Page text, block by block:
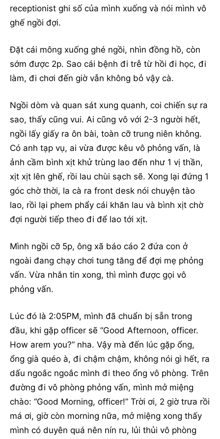
receptionist ghi số của mình xuống và nói mình vô
ghế ngồi đợi.
Đặt cái mông xuống ghé ngồi, nhìn đồng hồ, còn
sớm được 2p. Sao cái bệnh đi trễ từ hồi đi học, đi
làm, đi chơi đến giờ vẫn không bỏ vậy cà.
Ngồi dòm và quan sát xung quanh, coi chiến sự ra
sao, thấy cũng vui. Ai cũng vô với 2-3 người hết,
ngồi lấy giấy ra ôn bài, toàn cỡ trung niên không.
Có anh tạp vụ, ai vừa được kêu vô phỏng vấn, là
ảnh cầm bình xịt khử trùng lao đến như 1 vị thần,
xịt xịt lên ghế, rồi lau chùi sạch sẽ. Xong lại đứng 1
góc chờ thời, la cà ra front desk nói chuyện tào
lao, rồi lại phem phẩy cái khăn lau và bình xịt chờ
đợi người tiếp theo đi để lao tới xịt.
Mình ngồi cỡ 5p, ông xã báo cáo 2 đứa con ở
ngoài đang chạy chơi tung tăng để đợi mẹ phỏng
vấn. Vừa nhắn tin xong, thì mình được gọi vô
phỏng vấn.
Lúc đó là 2:05PM, mình đã chuẩn bị sẵn trong
đầu, khi gặp officer sẽ “Good Afternoon, officer.
How arem you?” nha. Vậy mà đến lúc gặp ổng,
ổng già quéo à, đi chậm chậm, không nói gì hết, ra
dấu ngoắc ngoắc mình đi theo ổng vô phòng. Trên
đường đi vô phòng phỏng vấn, mình mở miệng
chào: “Good Morning, officer!” Trời ơi, 2 giờ trưa rồi
má ơi, giờ còn morning nữa, mở miệng xong thấy
mình có duyên quá nên nín ru, lủi thủi vô phòng